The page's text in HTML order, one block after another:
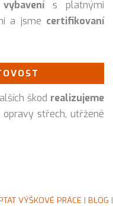
s platnými
a jsme certifikovaní
škod realizujeme
opravy střech, utřžené
VÝŠKOVÉ PRÁCE | BLOG |